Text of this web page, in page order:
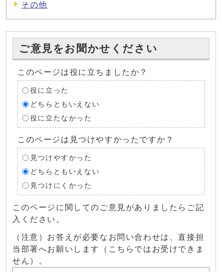
その他
ご意見をお聞かせください
このページは役に立ちましたか？
役に立った
どちらともいえない
役に立たなかった
このページは見つけやすかったですか？
見つけやすかった
どちらともいえない
見つけにくかった
このページに関してのご意見がありましたらご記
入ください。
（注意）お答えが必要なお問い合わせは、直接担
当部署へお願いします（こちらではお受けできま
せん）。